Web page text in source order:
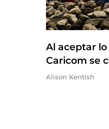
Al aceptar
Caricom se
Alison Kentish